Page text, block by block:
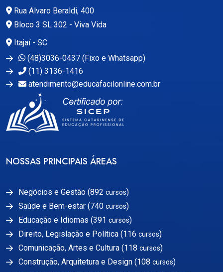
Rua Alvaro Beraldi, 400
Bloco 3 SL 302 - Viva Vida
Itajaí - SC
(48)3036-0437 (Fixo e Whatsapp)
(11) 3136-1416
atendimento@educafacilonline.com.br
NOSSAS PRINCIPAIS ÁREAS
Negócios e Gestão (892 cursos)
Saúde e Bem-estar (740 cursos)
Educação e Idiomas (391 cursos)
Direito, Legislação e Política (116 cursos)
Comunicação, Artes e Cultura (118 cursos)
Construção, Arquitetura e Design (108 cursos)